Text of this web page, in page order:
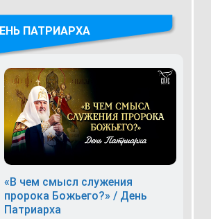
ПАТРИАРХА
«В чем смысл служения
пророка Божьего?» / День
Патриарха